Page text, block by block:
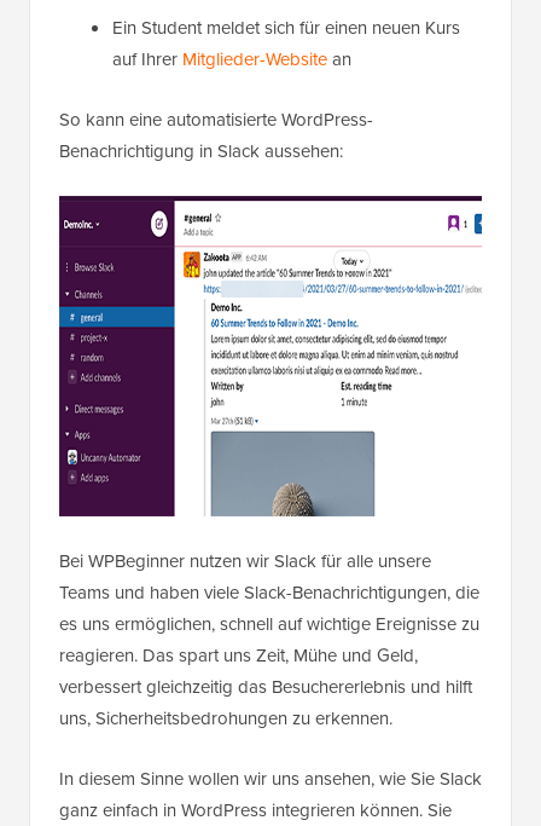
Ein Student meldet sich für einen neuen Kurs
auf Ihrer Mitglieder-Websitean
So kann eine automatisierte WordPress-
Benachrichtigung in Slack aussehen:
Bei WPBeginner nutzen wir Slack für alle unsere
Teams und haben viele Slack-Benachrichtigungen, die
es uns ermöglichen, schnell auf wichtige Ereignisse zu
reagieren. Das spart uns Zeit, Mühe und Geld,
verbessert gleichzeitig das Besuchererlebnis und hilft
uns, Sicherheitsbedrohungen zu erkennen.
In diesem Sinne wollen wir uns ansehen, wie Sie Slack
ganz einfach in WordPress integrieren können. Sie